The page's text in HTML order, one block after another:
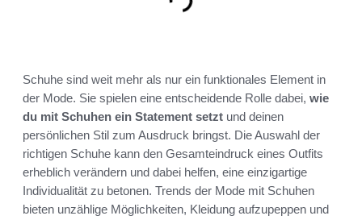
Schuhe sind weit mehr als nur ein funktionales Element in
der Mode. Sie spielen eine entscheidende Rolle dabei, wie
du mit Schuhen ein Statement setzt und deinen
persönlichen Stil zum Ausdruck bringst. Die Auswahl der
richtigen Schuhe kann den Gesamteindruck eines Outfits
erheblich verändern und dabei helfen, eine einzigartige
Individualität zu betonen. Trends der Mode mit Schuhen
bieten unzählige Möglichkeiten, Kleidung aufzupeppen und